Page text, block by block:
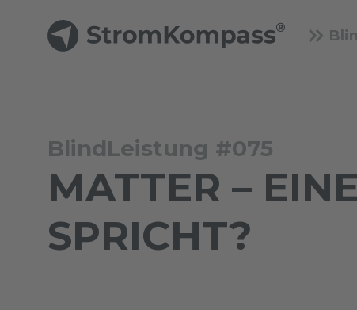
BlindLeistung #075
MATTER –
SPRICHT?